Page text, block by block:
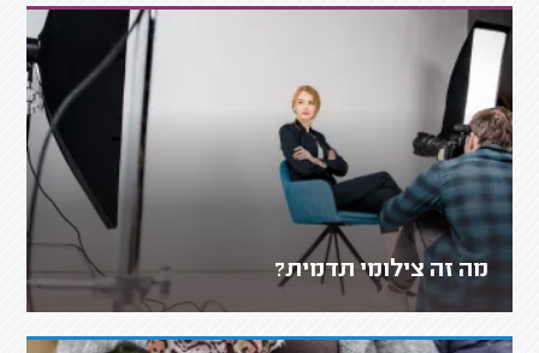
מה זה צילומי תדמית?